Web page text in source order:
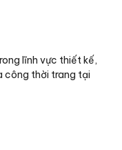
lĩnh vực thiết kế,
công thời trang tại